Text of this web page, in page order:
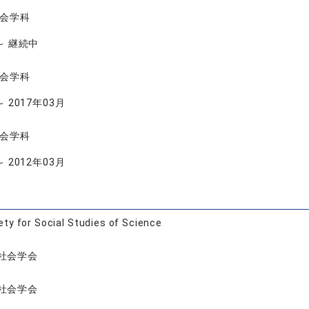
学科
継続中
学科
2017年03月
学科
2012年03月
for Social Studies of Science
会学会
会学会